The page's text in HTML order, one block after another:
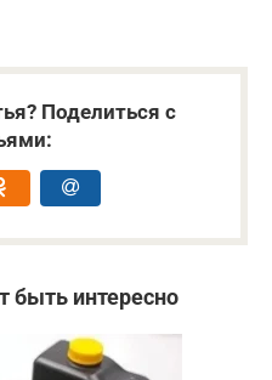
Поделиться с
интересно